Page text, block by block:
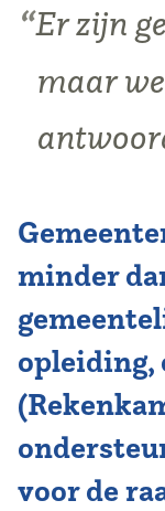
Er zijn
maar
minder
opleiding,
voor de